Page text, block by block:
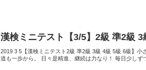
漢検ミニテスト【3/5】2級 準2級 3
2019 3 5【漢検ミニテスト2級 準2級 3級 4級 5級 6級】
道も一歩から。 日々是精進、継続は力なり！ 毎日少しず